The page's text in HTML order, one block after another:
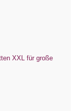
XXL für große